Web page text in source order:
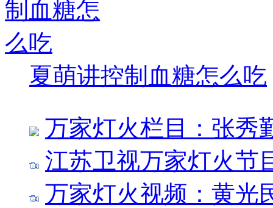
夏萌讲控制血糖怎么吃
万家灯火栏目：张秀
江苏卫视万家灯火节
万家灯火视频：黄光